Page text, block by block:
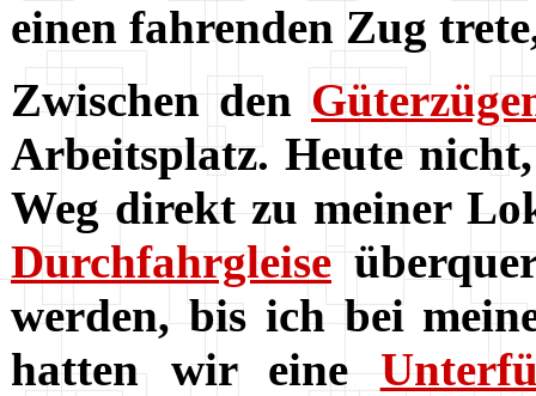
einen fahrenden Zug
Zwischen den
Arbeitsplatz. Heute
Weg direkt zu meiner
Durchfahrgleise
werden, bis ich bei
hatten wir eine